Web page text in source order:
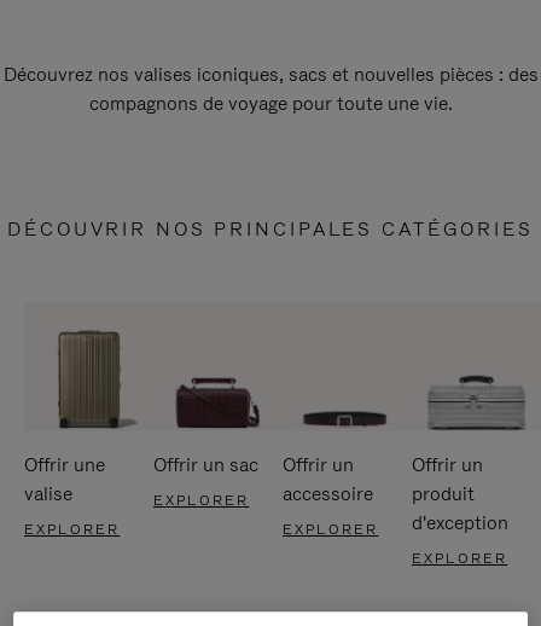
Découvrez nos valises iconiques, sacs et nouvelles pièces : des
compagnons de voyage pour toute une vie.
DÉCOUVRIR NOS PRINCIPALES CATÉGORIES
Offrir une
valise
EXPLORER
Offrir un sac
EXPLORER
Offrir un
accessoire
EXPLORER
Offrir un
produit
d'exception
EXPLORER